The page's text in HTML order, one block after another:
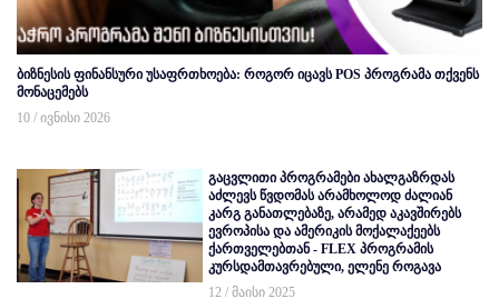
ბიზნესის ფინანსური უსაფრთხოება: როგორ იცავს POS პროგრამა თქვენს
მონაცემებს
10 / ივნისი 2026
გაცვლითი პროგრამები ახალგაზრდას
აძლევს წვდომას არამხოლოდ ძალიან
კარგ განათლებაზე, არამედ აკავშირებს
ევროპისა და ამერიკის მოქალაქეებს
ქართველებთან - FLEX პროგრამის
კურსდამთავრებული, ელენე როგავა
12 / მაისი 2025